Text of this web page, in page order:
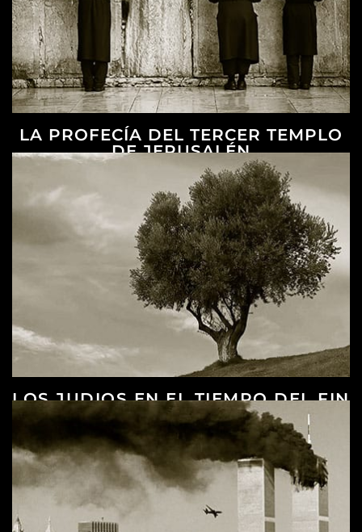
LA PROFECÍA DEL TERCER TEMPLO
DE JERUSALÉN
LOS JUDIOS EN EL TIEMPO DEL FIN